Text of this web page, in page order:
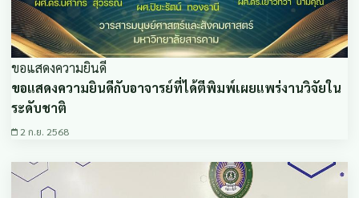
ขอแสดงความยินดี
ขอแสดงความยินดีกับอาจารย์ที่ได้ตีพิมพ์เผยแพร่งานวิจัยใน
ระดับชาติ
2 ก.ย. 2568